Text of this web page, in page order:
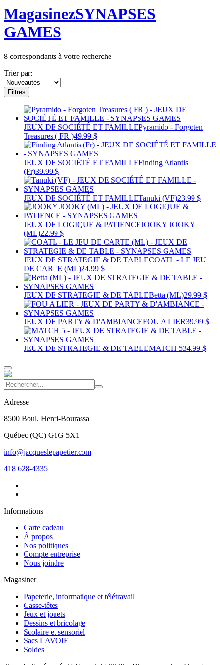
MagasinezSYNAPSES
GAMES
8 correspondants à votre recherche
Trier par:
Filtres
JEUX DE SOCIÉTÉ ET FAMILLEPyramido - Forgoten
Treasures ( FR )49.99 $
JEUX DE SOCIÉTÉ ET FAMILLEFinding Atlantis
(Fr)39.99 $
JEUX DE SOCIÉTÉ ET FAMILLETanuki (VF)23.99 $
JEUX DE LOGIQUE & PATIENCEJOOKY JOOKY
(ML)22.99 $
JEUX DE STRATEGIE & DE TABLECOATL - LE JEU
DE CARTE (ML)24.99 $
JEUX DE STRATEGIE & DE TABLEBetta (ML)29.99 $
JEUX DE PARTY & D'AMBIANCEFOU A LIER39.99 $
JEUX DE STRATEGIE & DE TABLEMATCH 534.99 $
Adresse
8500 Boul. Henri-Bourassa
Québec (QC) G1G 5X1
info@jacqueslepapetier.com
418 628-4335
Informations
Carte cadeau
À propos
Nos politiques
Compte entreprise
Nous joindre
Magasiner
Papeterie, informatique et télétravail
Casse-têtes
Jeux et jouets
Dessins et bricolage
Scolaire et sensoriel
Sacs LAVOIE
Soldes